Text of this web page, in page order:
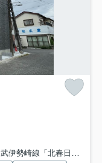
伊勢崎線「北春日部」駅 徒歩18分